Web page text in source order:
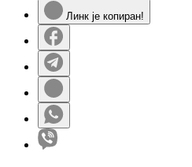
Линк је копиран!